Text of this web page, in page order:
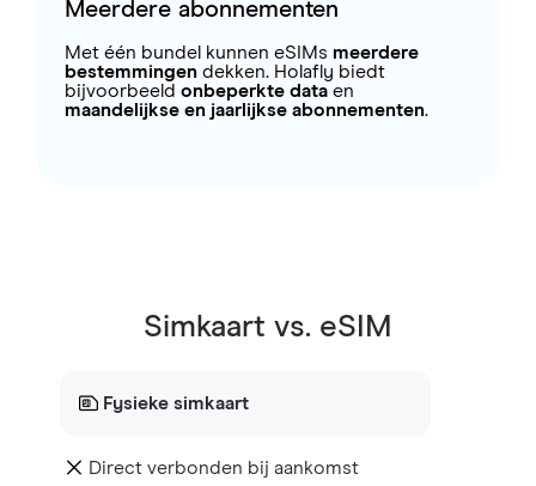
Meerdere abonnementen
Met één bundel kunnen eSIMs meerdere
bestemmingendekken. Holafly biedt
bijvoorbeeld onbeperkte dataen
maandelijkse en jaarlijkse abonnementen.
Simkaart vs. eSIM
Fysieke simkaart
Direct verbonden bij aankomst